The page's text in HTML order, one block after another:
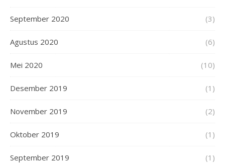
September 2020 (3)
Agustus 2020 (6)
Mei 2020 (10)
Desember 2019 (1)
November 2019 (2)
Oktober 2019 (1)
September 2019 (1)